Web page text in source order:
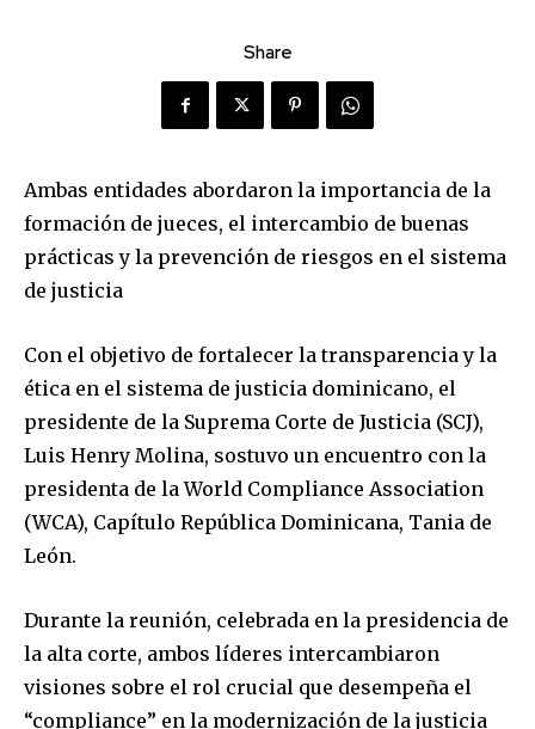
Share
Ambas entidades abordaron la importancia de la
formación de jueces, el intercambio de buenas
prácticas y la prevención de riesgos en el sistema
de justicia
Con el objetivo de fortalecer la transparencia y la
ética en el sistema de justicia dominicano, el
presidente de la Suprema Corte de Justicia (SCJ),
Luis Henry Molina, sostuvo un encuentro con la
presidenta de la World Compliance Association
(WCA), Capítulo República Dominicana, Tania de
León.
Durante la reunión, celebrada en la presidencia de
la alta corte, ambos líderes intercambiaron
visiones sobre el rol crucial que desempeña el
“compliance” en la modernización de la justicia